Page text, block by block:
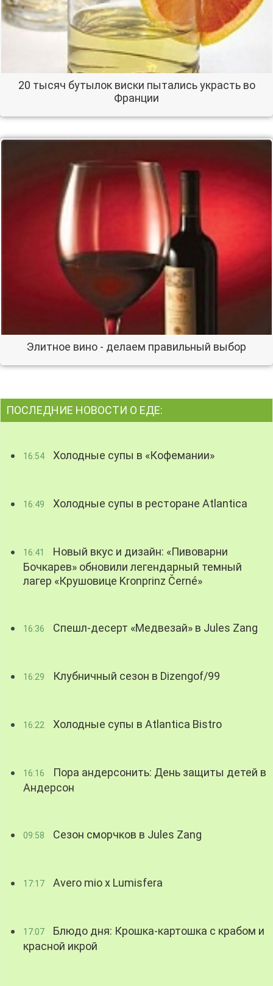
20 тысяч бутылок виски пытались украсть во
Франции
Элитное вино - делаем правильный выбор
ПОСЛЕДНИЕ НОВОСТИ О ЕДЕ:
16:54 Холодные супы в «Кофемании»
16:49 Холодные супы в ресторане Atlantica
16:41
Новый вкус и дизайн: «Пивоварни
Бочкарев» обновили легендарный темный
лагер «Крушовице Kronprinz Černé»
16:36 Спешл-десерт «Медвезай» в Jules Zang
16:29 Клубничный сезон в Dizengof/99
16:22 Холодные супы в Atlantica Bistro
16:16
Пора андерсонить: День защиты детей в
Андерсон
09:58 Сезон сморчков в Jules Zang
17:17 Avero mio x Lumisfera
17:07
Блюдо дня: Крошка-картошка с крабом и
красной икрой